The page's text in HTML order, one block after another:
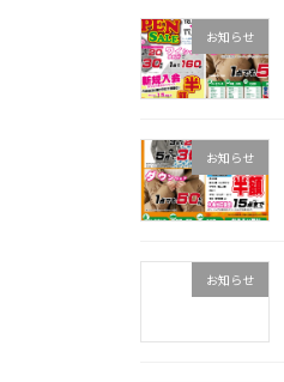
お知らせ
お知らせ
お知らせ